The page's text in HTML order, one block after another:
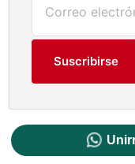
Suscribirse